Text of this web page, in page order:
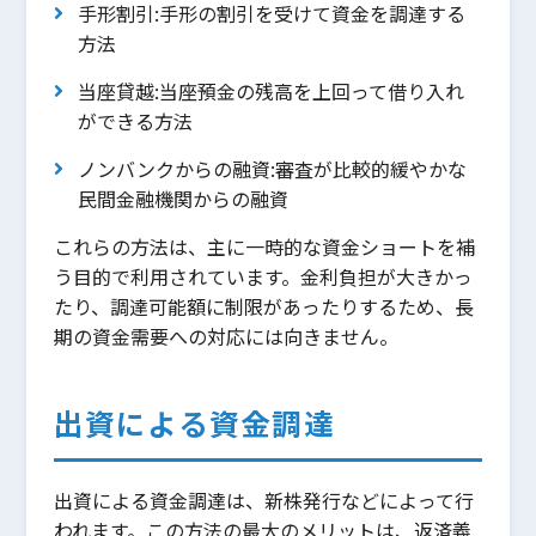
手形割引:手形の割引を受けて資金を調達する
方法
当座貸越:当座預金の残高を上回って借り入れ
ができる方法
ノンバンクからの融資:審査が比較的緩やかな
民間金融機関からの融資
これらの方法は、主に一時的な資金ショートを補
う目的で利用されています。金利負担が大きかっ
たり、調達可能額に制限があったりするため、長
期の資金需要への対応には向きません。
出資による資金調達
出資による資金調達は、新株発行などによって行
われます。この方法の最大のメリットは、返済義